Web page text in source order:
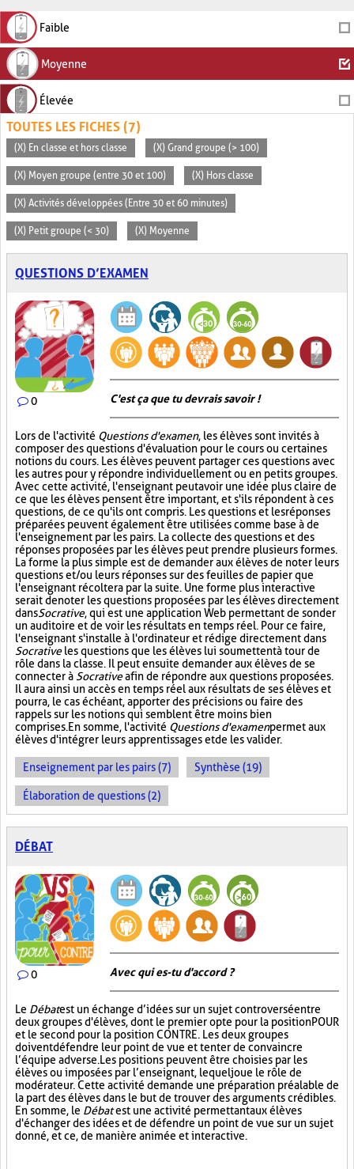
Faible
Moyenne
Élevée
TOUTES LES FICHES (7)
(X) En classe et hors classe (X) Grand groupe (> 100)
(X) Moyen groupe (entre 30 et 100) (X) Hors classe
(X) Activités développées (Entre 30 et 60 minutes)
(X) Petit groupe (< 30) (X) Moyenne
QUESTIONS D’EXAMEN
0 C'est ça que tu devrais savoir !
Lors de l'activité Questions d'examen, les élèves sont invités à
composer des questions d'évaluation pour le cours ou certaines
notions du cours. Les élèves peuvent partager ces questions avec
les autres pour y répondre individuellement ou en petits groupes.
Avec cette activité, l'enseignant peut avoir une idée plus claire de
ce que les élèves pensent être important, et s'ils répondent à ces
questions, de ce qu'ils ont compris. Les questions et les réponses
préparées peuvent également être utilisées comme base à de
l'enseignement par les pairs. La collecte des questions et des
réponses proposées par les élèves peut prendre plusieurs formes.
La forme la plus simple est de demander aux élèves de noter leurs
questions et/ou leurs réponses sur des feuilles de papier que
l'enseignant récoltera par la suite. Une forme plus interactive
serait de noter les questions proposées par les élèves directement
dansSocrative, qui est une application Web permettant de sonder
un auditoire et de voir les résultats en temps réel. Pour ce faire,
l'enseignant s'installe à l'ordinateur et rédige directement dans
Socrativeles questions que les élèves lui soumettent à tour de
rôle dans la classe. Il peut ensuite demander aux élèves de se
connecter à Socrativeafin de répondre aux questions proposées.
Il aura ainsi un accès en temps réel aux résultats de ses élèves et
pourra, le cas échéant, apporter des précisions ou faire des
rappels sur les notions qui semblent être moins bien
comprises. En somme, l'activité Questions d'examenpermet aux
élèves d'intégrer leurs apprentissages et de les valider.
Enseignement par les pairs (7) Synthèse (19)
Élaboration de questions (2)
DÉBAT
0 Avec qui es-tu d'accord ?
Le Débatest un échange d’idées sur un sujet controversé entre
deux groupes d'élèves, dont le premier opte pour la position POUR
et le second pour la position CONTRE. Les deux groupes
doivent défendre leur point de vue et tenter de convaincre
l’équipe adverse. Les positions peuvent être choisies par les
élèves ou imposées par l’enseignant, lequel joue le rôle de
modérateur. Cette activité demande une préparation préalable de
la part des élèves dans le but de trouver des arguments crédibles.
En somme, le Débatest une activité permettant aux élèves
d'échanger des idées et de défendre un point de vue sur un sujet
donné, et ce, de manière animée et interactive.